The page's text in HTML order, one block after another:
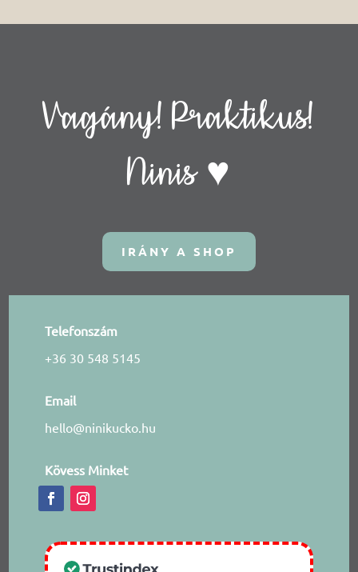
Vagány! Praktikus!
Ninis ♥
IRÁNY A SHOP
Telefonszám
+36 30 548 5145
Email
hello@ninikucko.hu
Kövess Minket